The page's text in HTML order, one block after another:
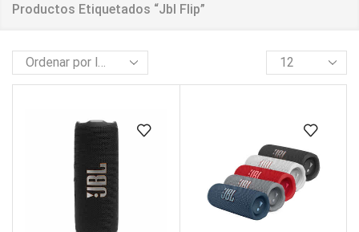
Productos Etiquetados “jbl Flip”